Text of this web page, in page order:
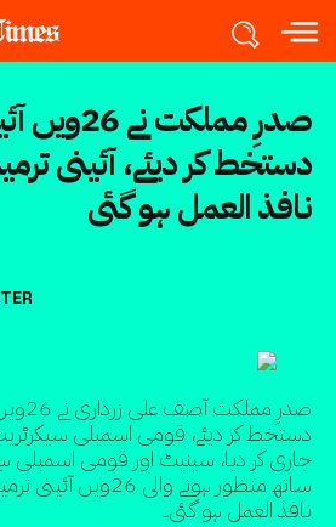
صدرِ مملکت
دستخط کر دیئے، آئینی
نافذ العمل ہو گئی
صدرِ
دستخط کر دیئے، قومی اسمبلی
جاری کر دیا، سینیٹ اور قومی اسمبلی
ساتھ منظور ہونے والی
نافذ العمل ہو گئی۔